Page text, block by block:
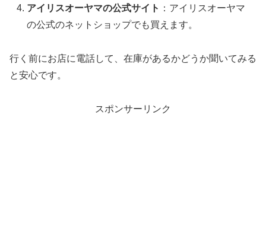
アイリスオーヤマの公式サイト ：アイリスオーヤマ
の公式のネットショップでも買えます。
行く前にお店に電話して、在庫があるかどうか聞いてみる
と安心です。
スポンサーリンク